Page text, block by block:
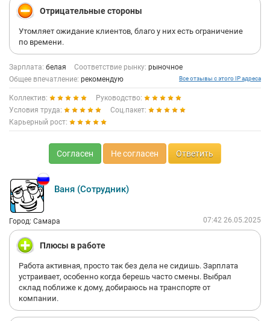
Отрицательные стороны
Утомляет ожидание клиентов, благо у них есть ограничение
по времени.
Зарплата: белая Соответствие рынку: рыночное
Общее впечатление: рекомендую Все отзывы с этого IP адреса
Коллектив:
Руководство:
Условия труда:
Соц.пакет:
Карьерный рост:
Согласен Не согласен Ответить
Ваня (Сотрудник)
Город: Самара 07:42 26.05.2025
Плюсы в работе
Работа активная, просто так без дела не сидишь. Зарплата
устраивает, особенно когда берешь часто смены. Выбрал
склад поближе к дому, добираюсь на транспорте от
компании.